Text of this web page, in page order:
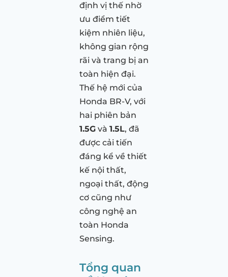
định vị thế nhờ
ưu điểm tiết
kiệm nhiên liệu,
không gian rộng
rãi và trang bị an
toàn hiện đại.
Thế hệ mới của
Honda BR-V, với
hai phiên bản
1.5G và 1.5L, đã
được cải tiến
đáng kể về thiết
kế nội thất,
ngoại thất, động
cơ cũng như
công nghệ an
toàn Honda
Sensing.
Tổng quan